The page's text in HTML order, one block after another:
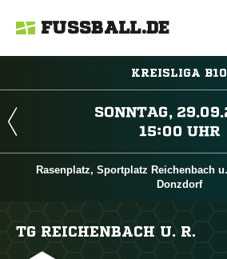
FUSSBALL.DE
KREISLIGA B10

 
Rasenplatz, Sportplatz Reichenbach
Donzdorf
TG REICHENBACH U. R.